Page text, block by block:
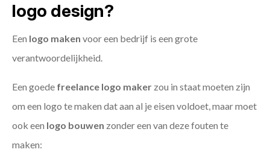
logo design?
Een logo maken voor een bedrijf is een grote
verantwoordelijkheid.
Een goede freelance logo maker zou in staat moeten zijn
om een logo te maken dat aan al je eisen voldoet, maar moet
ook een logo bouwen zonder een van deze fouten te
maken: